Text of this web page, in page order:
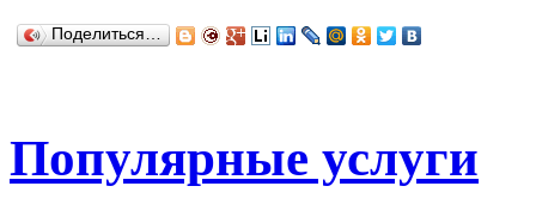
Поделиться…
Популярные услуги